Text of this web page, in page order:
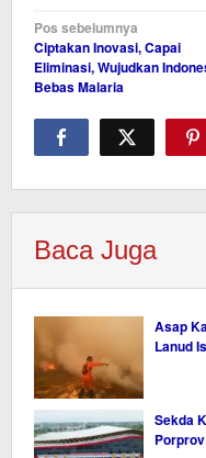
Navigasi
pos
Pos sebelumnya
Ciptakan Inovasi, Capai
Eliminasi, Wujudkan
Bebas Malaria
Baca Juga
Asap
Lanud
Sekda